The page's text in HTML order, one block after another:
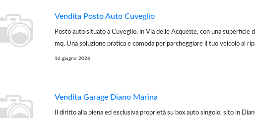
Vendita Posto Auto Cuveglio
Posto auto situato a Cuveglio, in Via delle Acquette, con una superficie
mq. Una soluzione pratica e comoda per parcheggiare il tuo veicolo al
dalle intemperie, in una zona tranquilla e facilmente accessibile. posto
16 giugno 2026
Vendita Garage Diano Marina
Il diritto alla piena ed esclusiva proprietà su box auto singolo, sito in